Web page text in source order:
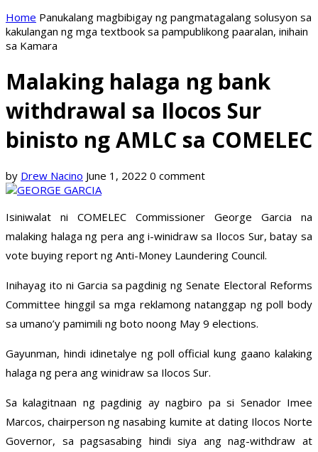
Home Panukalang magbibigay ng pangmatagalang solusyon sa
kakulangan ng mga textbook sa pampublikong paaralan, inihain
sa Kamara
Malaking halaga ng bank
withdrawal sa Ilocos Sur
binisto ng AMLC sa COMELEC
by Drew Nacino June 1, 2022 0 comment
Isiniwalat ni COMELEC Commissioner George Garcia na
malaking halaga ng pera ang i-winidraw sa Ilocos Sur, batay sa
vote buying report ng Anti-Money Laundering Council.
Inihayag ito ni Garcia sa pagdinig ng Senate Electoral Reforms
Committee hinggil sa mga reklamong natanggap ng poll body
sa umano’y pamimili ng boto noong May 9 elections.
Gayunman, hindi idinetalye ng poll official kung gaano kalaking
halaga ng pera ang winidraw sa Ilocos Sur.
Sa kalagitnaan ng pagdinig ay nagbiro pa si Senador Imee
Marcos, chairperson ng nasabing kumite at dating Ilocos Norte
Governor, sa pagsasabing hindi siya ang nag-withdraw at